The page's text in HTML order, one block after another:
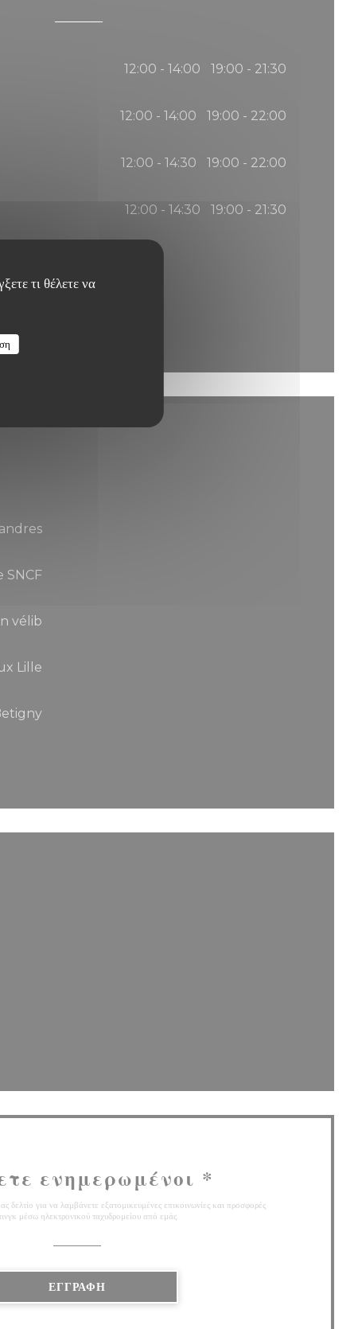
τι θέλετε να
12:00 - 14:00 19:00 - 21:30
12:00 - 14:00 19:00 - 22:00
12:00 - 14:30 19:00 - 22:00
12:00 - 14:30 19:00 - 21:30
SNCF
vélib
Lille
παράθυρο))
ενημερωμένοι *
δελτίο για να λαμβάνετε εξατομικευμένες επικοινωνίες και προσφορές
μέσω ηλεκτρονικού ταχυδρομείου από εμάς.
ΕΓΓΡΑΦΉ